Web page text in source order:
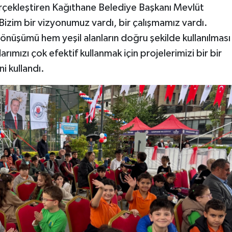
Kağıthane Belediye Başkanı Mevlüt
bir vizyonumuz vardı, bir çalışmamız vardı.
hem yeşil alanların doğru şekilde kullanılması
çok efektif kullanmak için projelerimizi bir bir
kullandı.